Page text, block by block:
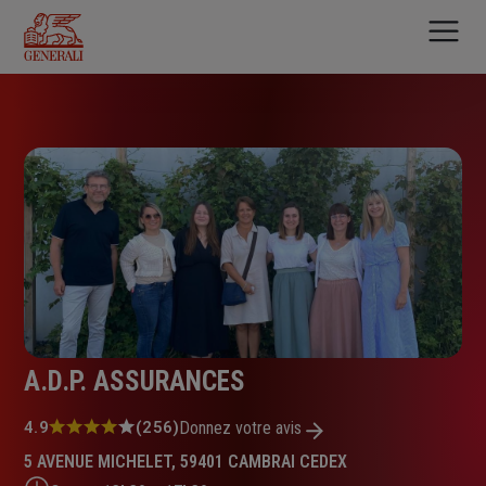
contenu
principal
A.D.P. ASSURANCES
Note
4.9
4.9 (256)Donnez votre avis
5 AVENUE MICHELET, 59401 CAMBRAI CEDEX